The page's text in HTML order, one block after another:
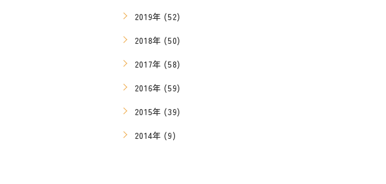
2019年 (52)
2018年 (50)
2017年 (58)
2016年 (59)
2015年 (39)
2014年 (9)